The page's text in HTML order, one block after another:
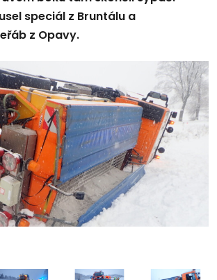
speciál z Bruntálu a
z Opavy.